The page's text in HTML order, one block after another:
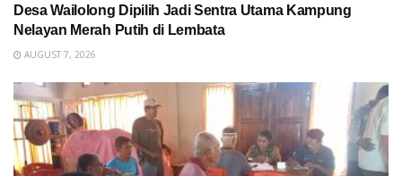
Desa Wailolong Dipilih Jadi Sentra Utama Kampung
Nelayan Merah Putih di Lembata
AUGUST 7, 2026